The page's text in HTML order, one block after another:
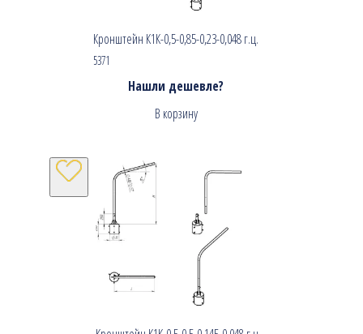
Кронштейн К1К-0,5-0,85-0,23-0,048 г.ц.
5371
Нашли дешевле?
В корзину